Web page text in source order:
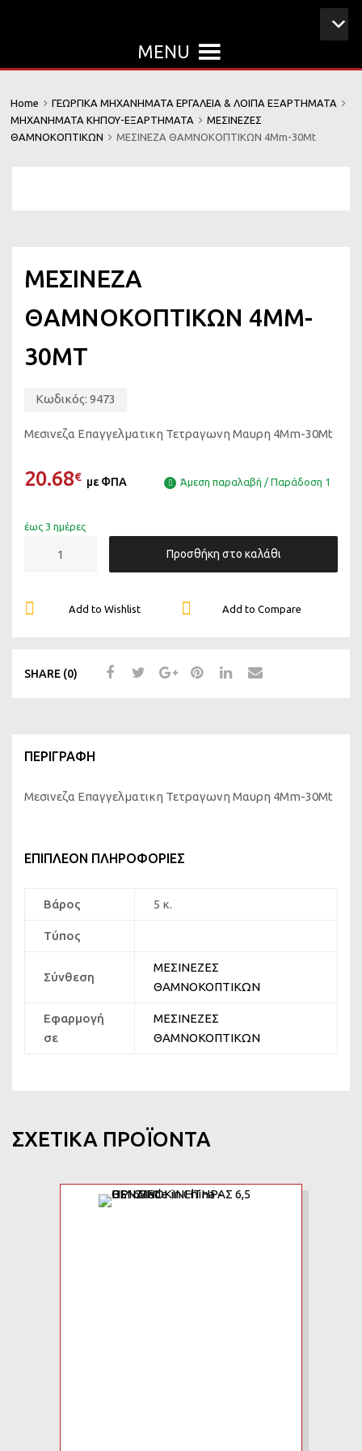
MENU
Home
ΓΕΩΡΓΙΚΑ ΜΗΧΑΝΗΜΑΤΑ ΕΡΓΑΛΕΙΑ & ΛΟΙΠΑ ΕΞΑΡΤΗΜΑΤΑ
ΜΗΧΑΝΗΜΑΤΑ ΚΗΠΟΥ-ΕΞΑΡΤΗΜΑΤΑ
ΜΕΣΙΝΕΖΕΣ
ΘΑΜΝΟΚΟΠΤΙΚΩΝ
ΜΕΣΙΝΕΖΑ ΘΑΜΝΟΚΟΠΤΙΚΩΝ 4Mm-30Mt
ΜΕΣΙΝΕΖΑ
ΘΑΜΝΟΚΟΠΤΙΚΩΝ 4MM-
30MT
Κωδικός: 9473
Μεσινεζα Επαγγελματικη Τετραγωνη Μαυρη 4Mm-30Mt
20.68€ με ΦΠΑ Άμεση παραλαβή / Παράδοση 1
έως 3 ημέρες
Προσθήκη στο καλάθι
Add to Compare
Add to Wishlist
SHARE (0)
ΠΕΡΙΓΡΑΦΉ
Μεσινεζα Επαγγελματικη Τετραγωνη Μαυρη 4Mm-30Mt
ΕΠΙΠΛΈΟΝ ΠΛΗΡΟΦΟΡΊΕΣ
Βάρος 5 κ.
Τύπος
Σύνθεση
ΜΕΣΙΝΕΖΕΣ
ΘΑΜΝΟΚΟΠΤΙΚΩΝ
Εφαρμογή
σε
ΜΕΣΙΝΕΖΕΣ
ΘΑΜΝΟΚΟΠΤΙΚΩΝ
ΣΧΕΤΙΚΆ ΠΡΟΪΌΝΤΑ